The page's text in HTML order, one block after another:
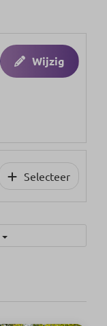
Wijzig
Selecteer